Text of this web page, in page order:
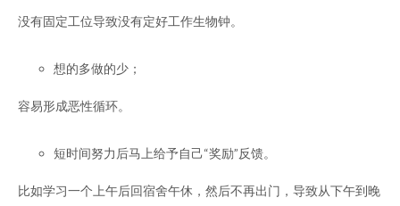
没有固定工位导致没有定好工作生物钟。
想的多做的少；
容易形成恶性循环。
短时间努力后马上给予自己“奖励”反馈。
比如学习一个上午后回宿舍午休，然后不再出门，导致从下午到晚